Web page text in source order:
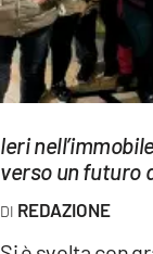
SPORT
Streaming
LAC NETWORK
LAC ONAIR
Ieri
verso un futuro
REDAZIONE